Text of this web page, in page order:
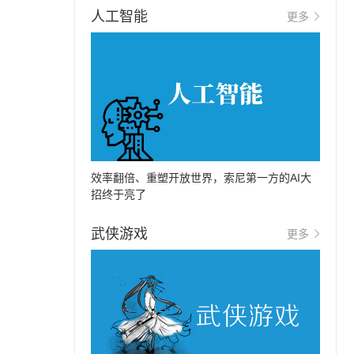
人工智能 更多
效率翻倍、重塑开放世界，索尼第一方的AI大
招终于亮了
武侠游戏 更多